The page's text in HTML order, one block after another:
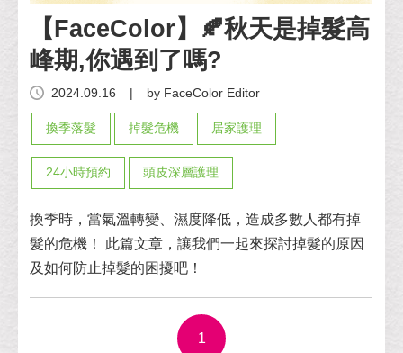
【FaceColor】🍂秋天是掉髮高
峰期,你遇到了嗎?
2024.09.16 | by FaceColor Editor
換季落髮 掉髮危機 居家護理
24小時預約 頭皮深層護理
換季時，當氣溫轉變、濕度降低，造成多數人都有掉
髮的危機！ 此篇文章，讓我們一起來探討掉髮的原因
及如何防止掉髮的困擾吧！
1